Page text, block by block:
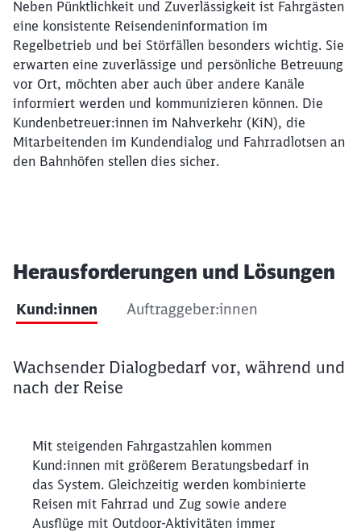
Neben Pünktlichkeit und Zuverlässigkeit ist Fahrgästen
eine konsistente Reisendeninformation im
Regelbetrieb und bei Störfällen besonders wichtig. Sie
erwarten eine zuverlässige und persönliche Betreuung
vor Ort, möchten aber auch über andere Kanäle
informiert werden und kommunizieren können. Die
Kundenbetreuer:innen im Nahverkehr (KiN), die
Mitarbeitenden im Kundendialog und Fahrradlotsen an
den Bahnhöfen stellen dies sicher.
Herausforderungen und Lösungen
Kund:innen Auftraggeber:innen
Tab Kund:innen
Wachsender Dialogbedarf vor, während und
nach der Reise
Mit steigenden Fahrgastzahlen kommen Kund:innen
Mit steigenden Fahrgastzahlen kommen
Kund:innen mit größerem Beratungsbedarf in
das System. Gleichzeitig werden kombinierte
Reisen mit Fahrrad und Zug sowie andere
Ausflüge mit Outdoor-Aktivitäten immer